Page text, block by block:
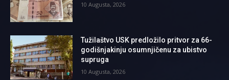
10 Augusta, 2026
Tužilaštvo USK predložilo pritvor za 66-
godišnjakinju osumnjičenu za ubistvo
supruga
10 Augusta, 2026